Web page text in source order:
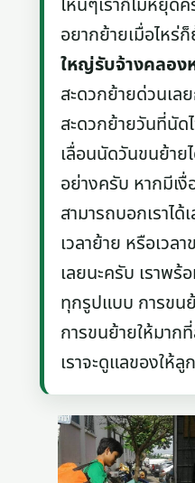
อยากย้ายเมื่อไหร่
ใหญ่รับจ้างคลอง
สะดวกย้ายด่วนเล
สะดวกย้ายวันที่นัด
เลื่อนนัดวันขนย้าย
อย่างครับ หากมีเงื่
สามารถบอกเราได้
เวลาย้าย หรือเวล
เลยนะครับ เราพร้
ทุกรูปแบบ การขนย้
การขนย้ายให้มาก
เราจะดูแลของให้